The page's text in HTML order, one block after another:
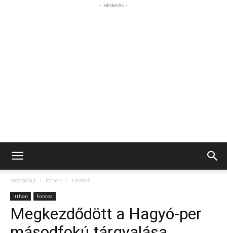
- Hirdetés -
Kezdőlap Itthon Fontos
Itthon Fontos
Megkezdődött a Hagyó-per